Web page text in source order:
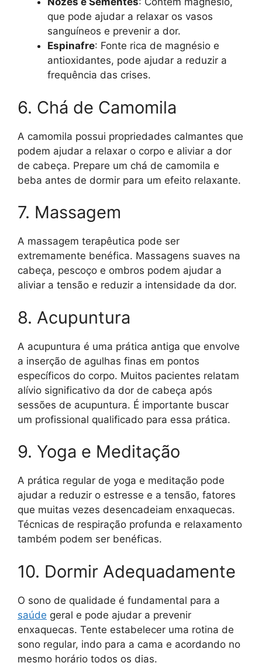
que pode ajudar a relaxar os vasos
sanguíneos e prevenir a dor.
Espinafre: Fonte rica de magnésio e
antioxidantes, pode ajudar a reduzir a
frequência das crises.
6. Chá de Camomila
A camomila possui propriedades calmantes que
podem ajudar a relaxar o corpo e aliviar a dor
de cabeça. Prepare um chá de camomila e
beba antes de dormir para um efeito relaxante.
7. Massagem
A massagem terapêutica pode ser
extremamente benéfica. Massagens suaves na
cabeça, pescoço e ombros podem ajudar a
aliviar a tensão e reduzir a intensidade da dor.
8. Acupuntura
A acupuntura é uma prática antiga que envolve
a inserção de agulhas finas em pontos
específicos do corpo. Muitos pacientes relatam
alívio significativo da dor de cabeça após
sessões de acupuntura. É importante buscar
um profissional qualificado para essa prática.
9. Yoga e Meditação
A prática regular de yoga e meditação pode
ajudar a reduzir o estresse e a tensão, fatores
que muitas vezes desencadeiam enxaquecas.
Técnicas de respiração profunda e relaxamento
também podem ser benéficas.
10. Dormir Adequadamente
O sono de qualidade é fundamental para a
saúde geral e pode ajudar a prevenir
enxaquecas. Tente estabelecer uma rotina de
sono regular, indo para a cama e acordando no
mesmo horário todos os dias.